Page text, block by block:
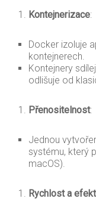
Kontejnerizace:
Docker izoluje
kontejnerech.
Kontejnery
odlišuje od
Přenositelnost:
Jednou
systému, který
macOS).
Rychlost a